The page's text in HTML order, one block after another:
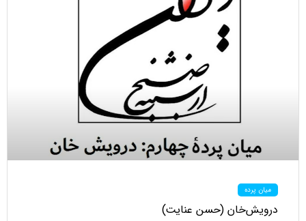
میان پرده
درویش‌خان (حسن عنایت)